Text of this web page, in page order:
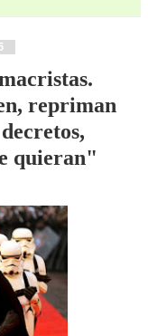
repriman
quieran"